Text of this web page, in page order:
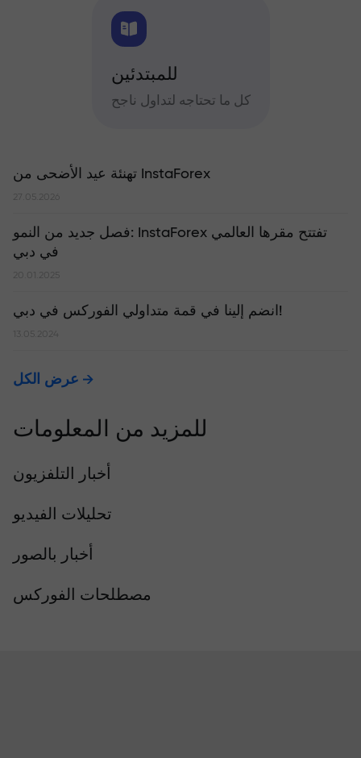
للمبتدئين
كل ما تحتاجه لتداول ناجح
تهنئة عيد الأضحى من InstaForex
27.05.2026
​فصل جديد من النمو: InstaForex تفتتح مقرها العالمي
في دبي
20.01.2025
انضم إلينا في قمة متداولي الفوركس في دبي!
13.05.2024
عرض الكل
للمزيد من المعلومات
أخبار التلفزيون
تحليلات الفيديو
أخبار بالصور
مصطلحات الفوركس